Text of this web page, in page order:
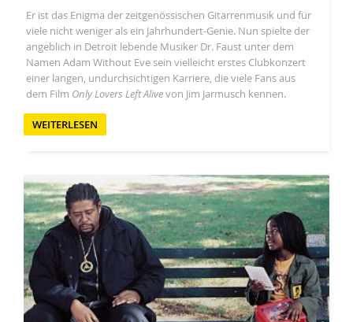
Er ist das Enigma der zeitgenössischen Gitarrenmusik und für
viele nicht weniger als ein Jahrhundert-Genie. Nun spielte der
angeblich in Detroit lebende Musiker Dr. Faust unter dem
Namen Adam Without Eve sein vielleicht erstes Clubkonzert
einer langen, undurchsichtigen Karriere, die viele Fans aus
dem Film Only Lovers Left Alivevon Jim Jarmusch kennen.
WEITERLESEN